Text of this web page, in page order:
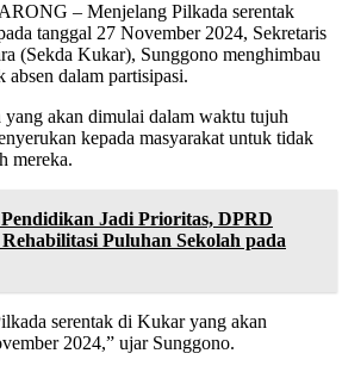
– Menjelang Pilkada serentak
tanggal 27 November 2024, Sekretaris
(Sekda Kukar), Sunggono menghimbau
dalam partisipasi.
yang akan dimulai dalam waktu tujuh
kepada masyarakat untuk tidak
mereka.
Jadi Prioritas, DPRD
Puluhan Sekolah pada
serentak di Kukar yang akan
2024,” ujar Sunggono.